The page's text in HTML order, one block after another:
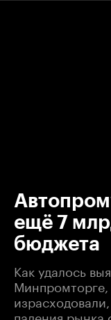
ещё 7
бюджета
Как удалось
падения рынка